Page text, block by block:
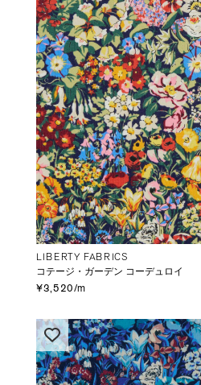
LIBERTY FABRICS
コテージ・ガーデン コーデュロイ
¥3,520/m